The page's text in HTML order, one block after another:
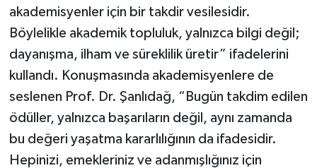
akademisyenler için bir takdir vesilesidir.
Böylelikle akademik topluluk, yalnızca bilgi değil;
dayanışma, ilham ve süreklilik üretir” ifadelerini
kullandı. Konuşmasında akademisyenlere de
seslenen Prof. Dr. Şanlıdağ, “Bugün takdim edilen
ödüller, yalnızca başarıların değil, aynı zamanda
bu değeri yaşatma kararlılığının da ifadesidir.
Hepinizi, emekleriniz ve adanmışlığınız için